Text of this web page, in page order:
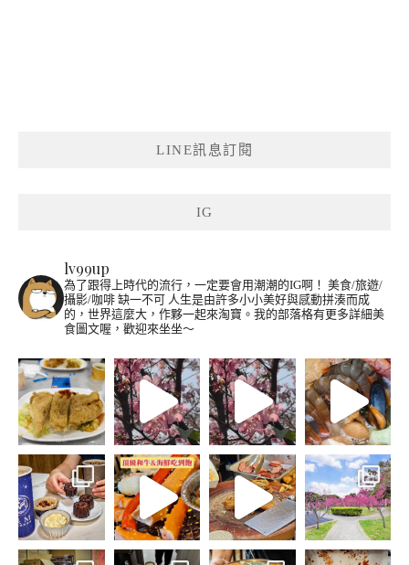
LINE訊息訂閱
IG
lv99up
為了跟得上時代的流行，一定要會用潮潮的IG啊！ 美食/旅遊/
攝影/咖啡 缺一不可 人生是由許多小小美好與感動拼湊而成
的，世界這麼大，作夥一起來淘寶。我的部落格有更多詳細美
食圖文喔，歡迎來坐坐～